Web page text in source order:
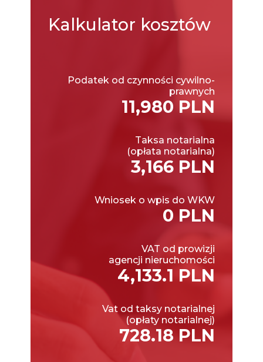
Kalkulator kosztów
Podatek od czynności cywilno-
prawnych
11,980 PLN
Taksa notarialna
(opłata notarialna)
3,166 PLN
Wniosek o wpis do WKW
0 PLN
VAT od prowizji
agencji nieruchomości
4,133.1 PLN
Vat od taksy notarialnej
(opłaty notarialnej)
728.18 PLN